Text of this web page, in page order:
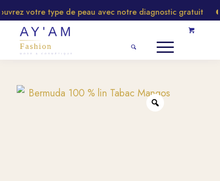
votre type de peau avec notre diagnostic gratuit